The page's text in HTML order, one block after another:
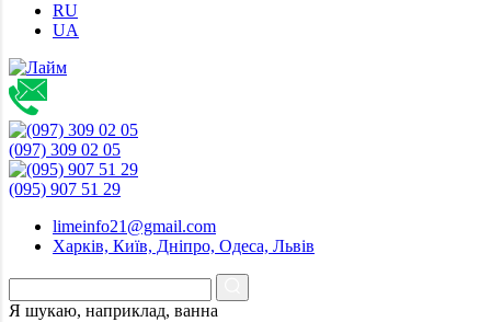
RU
UA
(097) 309 02 05
(095) 907 51 29
limeinfo21@gmail.com
Харків, Київ, Дніпро, Одеса, Львів
Я шукаю, наприклад, ванна